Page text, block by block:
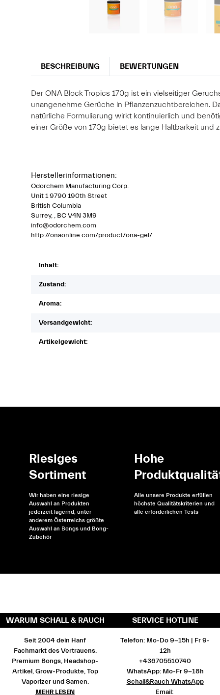
BESCHREIBUNG BEWERTUNGEN
Der ONA Block Tropics 170g ist ein vielseitiger
unangenehme Gerüche in Pflanzenzuchtbereichen.
natürliche Formulierung wirkt kontinuierlich und
einer Größe von 170g bietet es lange Haltbarkeit und
Herstellerinformationen:
Odorchem Manufacturing Corp.
Unit 1 9790 190th Street
British Columbia
Surrey, , BC V4N 3M9
info@odorchem.com
http://onaonline.com/product/ona-gel/
Inhalt:
Zustand:
Aroma:
Versandgewicht:
Artikelgewicht:
Riesiges
Sortiment
Wir haben eine riesige
Auswahl an Produkten
jederzeit lagernd, unter
anderem Österreichs größte
Auswahl an Bongs und Bong-
Zubehör
Hohe
Alle unsere Produkte erfüllen
höchste Qualitätskriterien und
alle erforderlichen Tests
WARUM SCHALL & RAUCH
Seit 2004 dein Hanf
Fachmarkt des Vertrauens.
Premium Bongs, Headshop-
Artikel, Grow-Produkte, Top
Vaporizer und Samen.
MEHR LESEN
SERVICE HOTLINE
Telefon: Mo-Do 9-15h | Fr 9-
12h
+436705510740
WhatsApp: Mo-Fr 9-18h
Schall&Rauch WhatsApp
Email: